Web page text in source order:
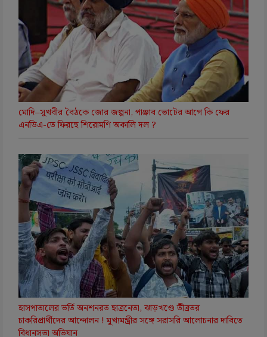
মোদি–সুখবীর বৈঠকে জোর জল্পনা, পাঞ্জাব ভোটের আগে কি ফের
এনডিএ-তে ফিরছে শিরোমণি অকালি দল ?
হাসপাতালের ভর্তি অনশনরত ছাত্রনেতা, ঝাড়খণ্ডে তীব্রতর
চাকরিপ্রার্থীদের আন্দোলন ! মুখ্যমন্ত্রীর সঙ্গে সরাসরি আলোচনার দাবিতে
বিধানসভা অভিযান